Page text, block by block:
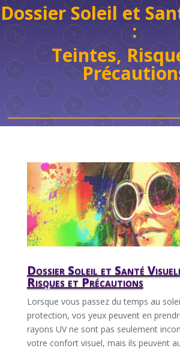
Dossier Soleil et
:
Teintes,
Dossier Soleil et Santé
Risques et Précautions
Lorsque vous passez du temps au
protection, vos yeux peuvent en
rayons UV ne sont pas seulement
votre confort visuel, mais ils peuvent